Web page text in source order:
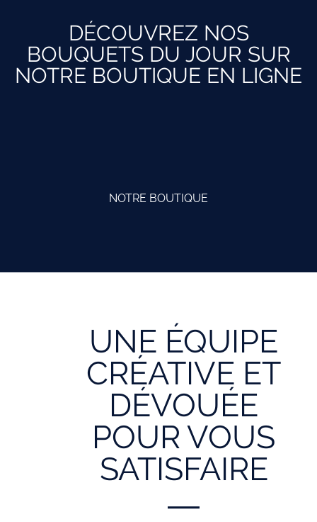
DÉCOUVREZ NOS
BOUQUETS DU JOUR SUR
NOTRE BOUTIQUE EN LIGNE
NOTRE BOUTIQUE
UNE ÉQUIPE
CRÉATIVE ET
DÉVOUÉE
POUR VOUS
SATISFAIRE